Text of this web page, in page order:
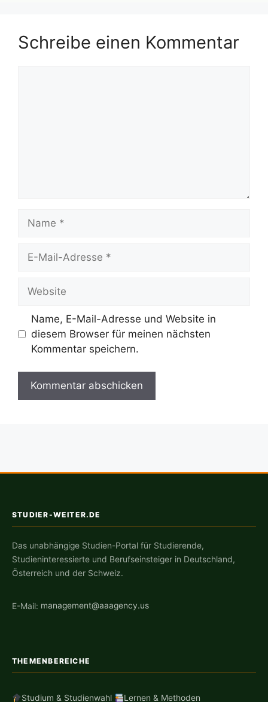
Schreibe einen Kommentar
Mail-
Name, E-Mail-Adresse und Website in
diesem Browser für meinen nächsten
Kommentar speichern.
STUDIER-WEITER.DE
Das unabhängige Studien-Portal für Studierende,
Studieninteressierte und Berufseinsteiger in Deutschland,
Österreich und der Schweiz.
E-Mail: management@aaagency.us
THEMENBEREICHE
Studium & Studienwahl Lernen & Methoden